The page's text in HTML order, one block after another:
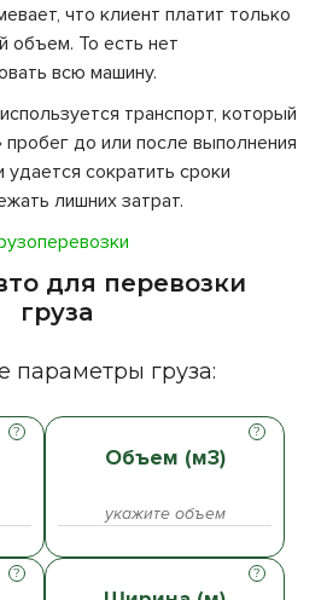
что клиент платит только
объем. То есть нет
всю машину.
транспорт, который
пробег до или после выполнения
удается сократить сроки
лишних затрат.
для перевозки
груза
параметры груза:
Объем (м3)